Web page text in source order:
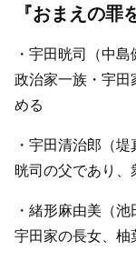
『おまえの
・宇田晄司（中島
政治家一族・宇
める
・宇田清治郎（堤
晄司の父であり
・緒形麻由美（池
宇田家の長女、柚